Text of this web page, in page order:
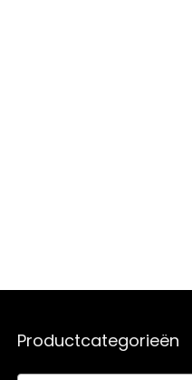
Productcategorieën